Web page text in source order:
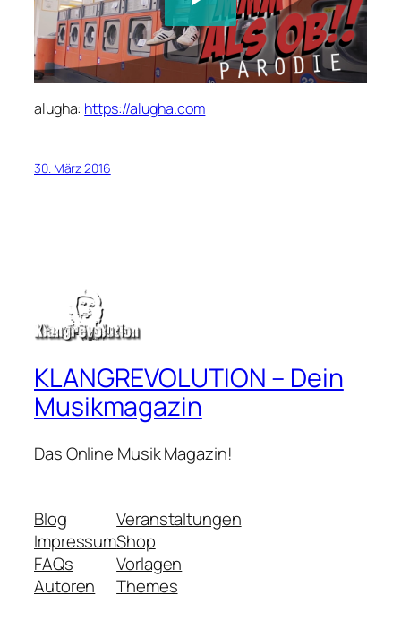
alugha: https://alugha.com
30. März 2016
KLANGREVOLUTION – Dein
Musikmagazin
Das Online Musik Magazin!
Blog
Impressum
FAQs
Autoren
Veranstaltungen
Shop
Vorlagen
Themes